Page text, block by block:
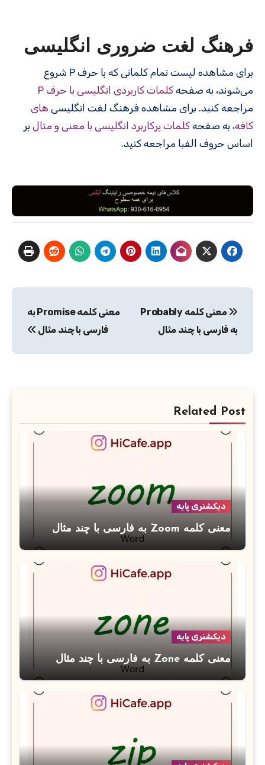
فرهنگ لغت ضروری انگلیسی
برای مشاهده لیست تمام کلماتی که با حرف P شروع
می‌شوند، به صفحه کلمات کاربردی انگلیسی با حرف P
مراجعه کنید. برای مشاهده فرهنگ لغت انگلیسی های
کافه، به صفحه کلمات پرکاربرد انگلیسی با معنی و مثال بر
اساس حروف الفبا مراجعه کنید.
نوشته
معنی کلمه Probably
به فارسی با چند مثال
معنی کلمه Promise به
فارسی با چند مثال
Related Post
دیکشنری پایه
معنی کلمه Zoom به فارسی با چند مثال
دیکشنری پایه
معنی کلمه Zone به فارسی با چند مثال